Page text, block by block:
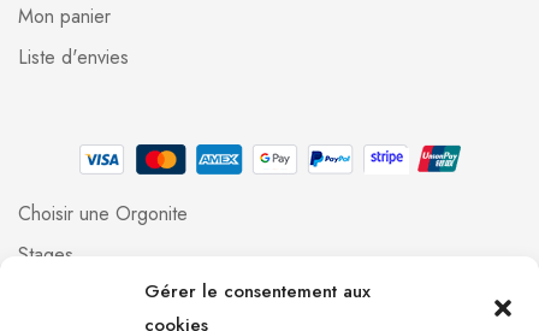
Gérer le consentement aux
cookies
Mon panier
Liste d'envies
Choisir une Orgonite
Stages